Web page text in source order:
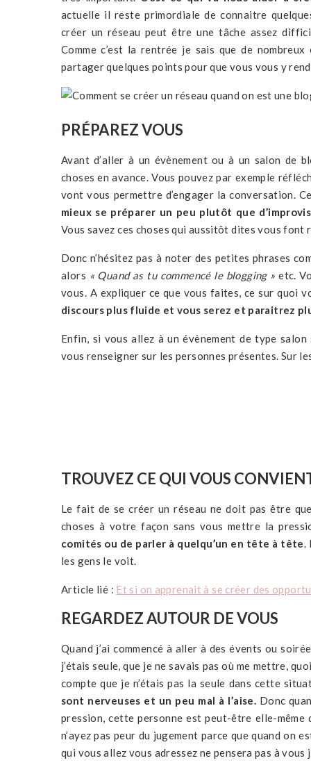
actuelle il reste primordiale de connaitre
créer un réseau peut être une tâche assez
Comme c’est la rentrée je sais que de
partager quelques points pour que vous vous y
PRÉPAREZ VOUS
Avant d’aller à un évènement ou à un salon de
choses en avance. Vous pouvez par exemple
vont vous permettre d’engager la conversation.
mieux se préparer un peu plutôt que
Vous savez ces choses qui aussitôt dites vous
Donc n’hésitez pas à noter des petites phrases
alors « Quand as tu commencé le blogging » etc.
vous. A expliquer ce que vous faites, ce sur quoi
discours plus fluide et vous serez et paraitrez
Enfin, si vous allez à un évènement de type
vous renseigner sur les personnes présentes. Sur
TROUVEZ CE QUI VOUS
Le fait de se créer un réseau ne doit pas être
choses à votre façon sans vous mettre la
comités ou de parler à quelqu’un en tête à tête
les gens le voit.
Article lié : Et si on apprenait à se créer des
REGARDEZ AUTOUR DE VOUS
Quand j’ai commencé à aller à des évents ou
j’étais seule, que je ne savais pas où me mettre,
compte que je n’étais pas la seule dans cette
sont nerveuses et un peu mal à l’aise.
Donc
pression, cette personne est peut-être elle-
n’ayez pas peur du jugement parce que quand on
qui vous allez vous adressez ne pensera pas à vous